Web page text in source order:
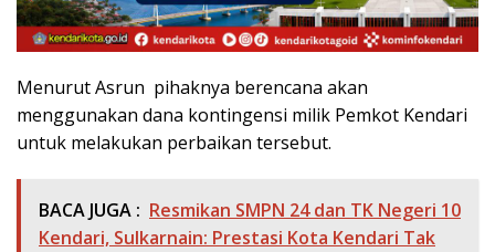
Menurut Asrun pihaknya berencana akan
menggunakan dana kontingensi milik Pemkot Kendari
untuk melakukan perbaikan tersebut.
BACA JUGA : Resmikan SMPN 24 dan TK Negeri 10
Kendari, Sulkarnain: Prestasi Kota Kendari Tak